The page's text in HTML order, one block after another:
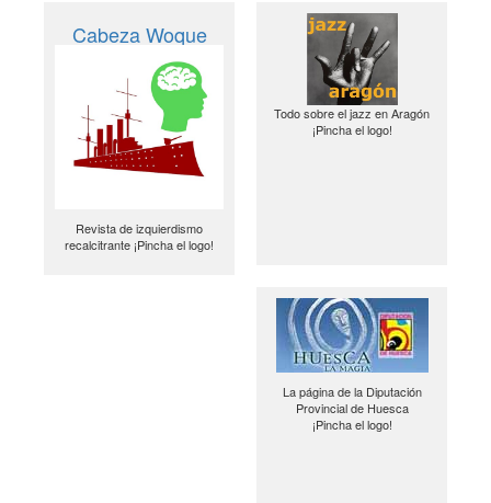
Cabeza Woque
Revista de izquierdismo
recalcitrante ¡Pincha el logo!
Todo sobre el jazz en Aragón
¡Pincha el logo!
La página de la Diputación
Provincial de Huesca
¡Pincha el logo!